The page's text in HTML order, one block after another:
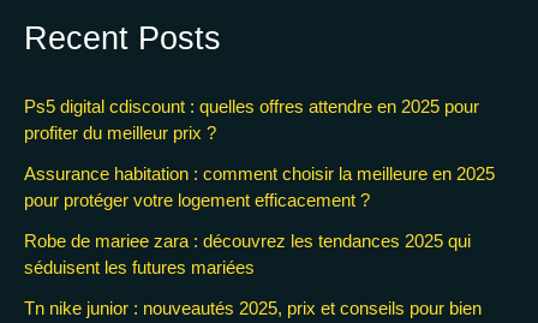
Recent Posts
Ps5 digital cdiscount : quelles offres attendre en 2025 pour
profiter du meilleur prix ?
Assurance habitation : comment choisir la meilleure en 2025
pour protéger votre logement efficacement ?
Robe de mariee zara : découvrez les tendances 2025 qui
séduisent les futures mariées
Tn nike junior : nouveautés 2025, prix et conseils pour bien